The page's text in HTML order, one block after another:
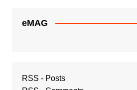
eMAG
RSS - Posts